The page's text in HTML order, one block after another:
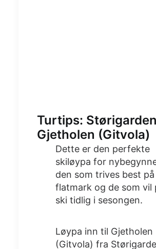
Turtips:
Gjetholen (Gitvola)
Dette er den perfekte
skiløypa for
den som trives best på
flatmark og de som vil
ski tidlig i sesongen.
Løypa inn til Gjetholen
(Gitvola) fra